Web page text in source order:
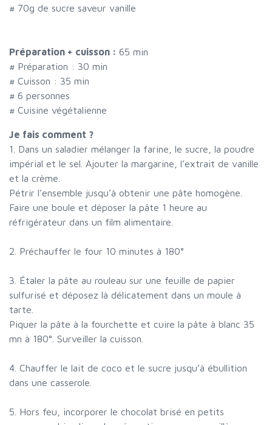
# 70g de sucre saveur vanille
Préparation + cuisson : 65 min
# Préparation : 30 min
# Cuisson : 35 min
# 6 personnes
# Cuisine végétalienne
Je fais comment ?
1. Dans un saladier mélanger la farine, le sucre, la poudre
impérial et le sel. Ajouter la margarine, l’extrait de vanille
et la crème.
Pétrir l’ensemble jusqu’à obtenir une pâte homogène.
Faire une boule et déposer la pâte 1 heure au
réfrigérateur dans un film alimentaire.
2. Préchauffer le four 10 minutes à 180°
3. Étaler la pâte au rouleau sur une feuille de papier
sulfurisé et déposez là délicatement dans un moule à
tarte.
Piquer la pâte à la fourchette et cuire la pâte à blanc 35
mn à 180°. Surveiller la cuisson.
4. Chauffer le lait de coco et le sucre jusqu’à ébullition
dans une casserole.
5. Hors feu, incorporer le chocolat brisé en petits